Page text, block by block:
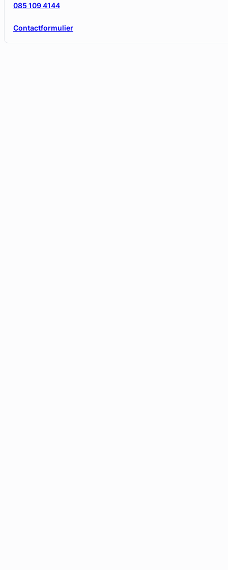
Contactformulier
085 109 4144